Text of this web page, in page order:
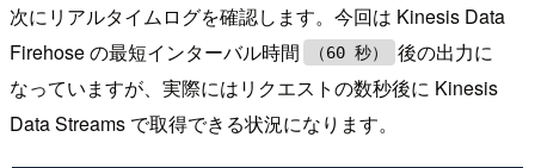
次にリアルタイムログを確認します。今回は Kinesis Data
Firehose の最短インターバル時間
（60 秒）
後の出力に
なっていますが、実際にはリクエストの数秒後に Kinesis
Data Streams で取得できる状況になります。